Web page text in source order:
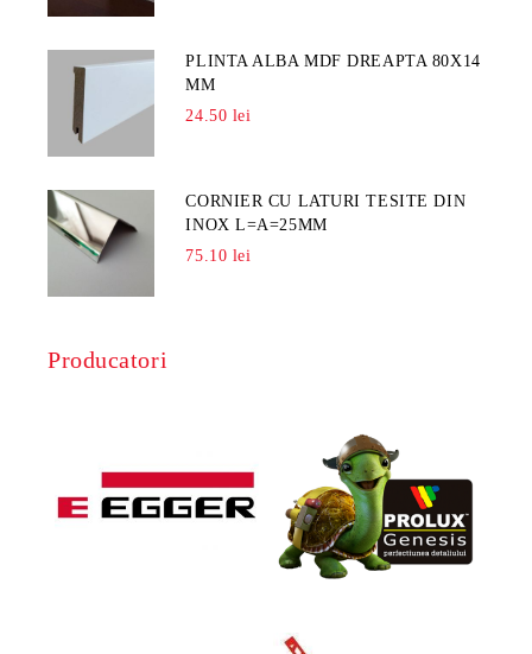
PLINTA ALBA MDF DREAPTA 80X14
MM
24.50 lei
CORNIER CU LATURI TESITE DIN
INOX L=A=25MM
75.10 lei
Producatori